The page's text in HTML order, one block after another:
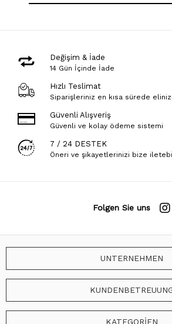
Değişim & İade
14 Gün İçinde İade
Hızlı Teslimat
Siparişleriniz en kısa sürede
Güvenli Alışveriş
Güvenli ve kolay ödeme sistemi
7 / 24 DESTEK
Öneri ve şikayetlerinizi bize
Folgen Sie uns
UNTERNEHMEN
KATEGORİEN